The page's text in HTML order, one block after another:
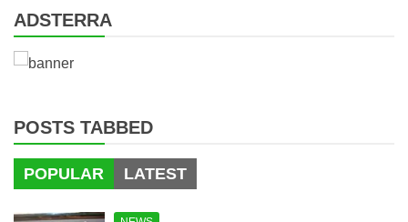
ADSTERRA
POSTS TABBED
POPULAR LATEST